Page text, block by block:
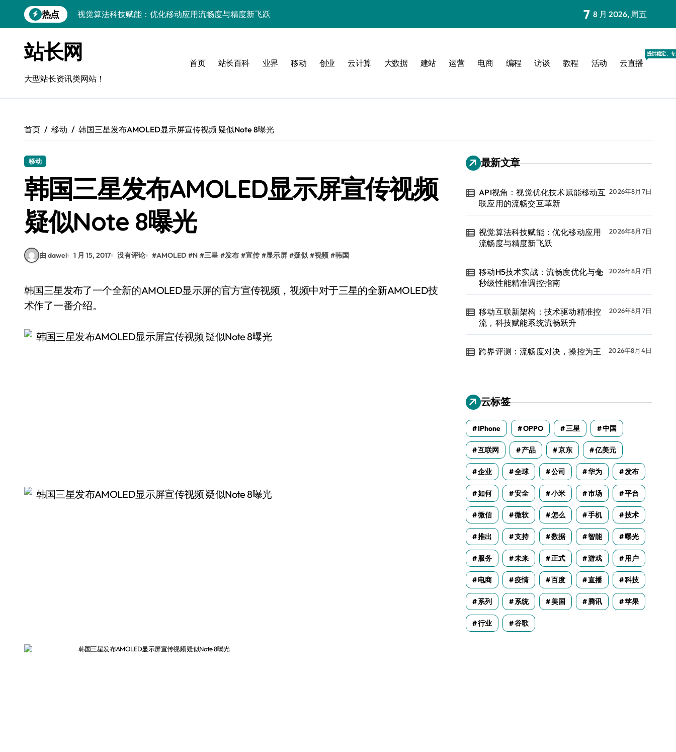
到
热点
视觉算法科技赋能：优化移动应用流畅度与精度新飞跃
移动互联新架构：技术驱动精准控流，科技赋能系统流畅跃升
跨界评测：流畅度对决，操控为王
深度评测：交互优化赋能移动端流畅体验
移动互联产品流畅度深度评测：优化体验新标准
API视角：视觉优化技术赋能移动互联应用的流畅交互革新
7 8 月 2026, 周五
站长网
大型站长资讯类网站！
首页 站长百科 业界 移动 创业 云计算 大数据 建站 运营 电商 编程 访谈 教程 活动 云直播
提供稳定、
首页 移动 韩国三星发布AMOLED显示屏宣传视频 疑似Note 8曝光
移动
韩国三星发布AMOLED显示屏宣传视频
疑似Note 8曝光
由 dawei 1 月 15, 2017 没有评论 #AMOLED #N #三星 #发布 #宣传 #显示屏 #疑似 #视频 #韩国
韩国三星发布了一个全新的AMOLED显示屏的官方宣传视频，视频中对于三星的全新AMOLED技
术作了一番介绍。
最新文章
API视角：视觉优化技术赋能移动互
联应用的流畅交互革新
2026年8月7日
视觉算法科技赋能：优化移动应用
流畅度与精度新飞跃
2026年8月7日
移动H5技术实战：流畅度优化与毫
秒级性能精准调控指南
2026年8月7日
移动互联新架构：技术驱动精准控
流，科技赋能系统流畅跃升
2026年8月7日
跨界评测：流畅度对决，操控为王 2026年8月4日
云标签
IPhone OPPO 三星 中国
互联网 产品 京东 亿美元
企业 全球 公司 华为 发布
如何 安全 小米 市场 平台
微信 微软 怎么 手机 技术
推出 支持 数据 智能 曝光
服务 未来 正式 游戏 用户
电商 疫情 百度 直播 科技
系列 系统 美国 腾讯 苹果
行业 谷歌